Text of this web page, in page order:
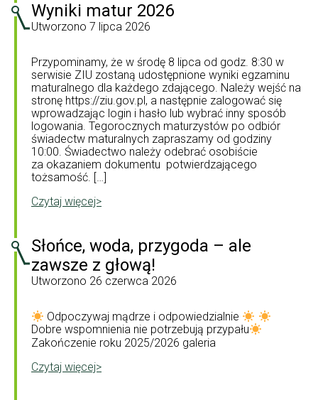
Wyniki matur 2026
Utworzono 7 lipca 2026
Przypominamy, że w środę 8 lipca od godz. 8:30 w
serwisie ZIU zostaną udostępnione wyniki egzaminu
maturalnego dla każdego zdającego. Należy wejść na
stronę https://ziu.gov.pl, a następnie zalogować się
wprowadzając login i hasło lub wybrać inny sposób
logowania. Tegorocznych maturzystów po odbiór
świadectw maturalnych zapraszamy od godziny
10:00. Świadectwo należy odebrać osobiście
za okazaniem dokumentu potwierdzającego
tożsamość. […]
Czytaj więcej>
Słońce, woda, przygoda – ale
zawsze z głową!
Utworzono 26 czerwca 2026
Odpoczywaj mądrze i odpowiedzialnie
Dobre wspomnienia nie potrzebują przypału
Zakończenie roku 2025/2026 galeria
Czytaj więcej>